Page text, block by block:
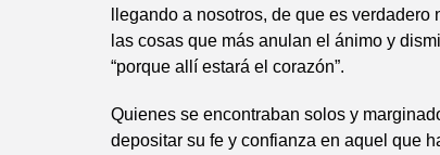
llegando a nosotros, de que es
las cosas que más anulan el ánimo y
“porque allí estará el corazón”.
Quienes se encontraban solos y
depositar su fe y confianza en aquel que